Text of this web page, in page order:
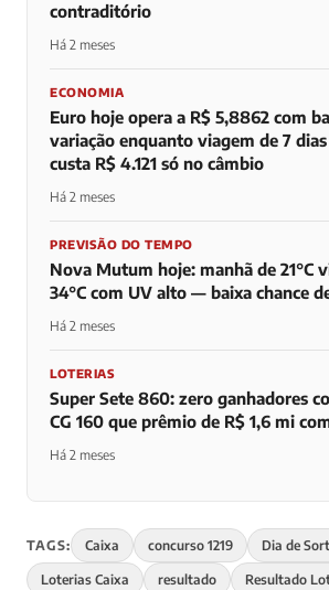
contraditório
Há 2 meses
ECONOMIA
Euro hoje opera a R$ 5,8862 com
variação enquanto viagem de 7
custa R$ 4.121 só no câmbio
Há 2 meses
PREVISÃO DO TEMPO
Nova Mutum hoje: manhã de 21°C
34°C com UV alto — baixa chance
Há 2 meses
LOTERIAS
Super Sete 860: zero ganhadores
CG 160 que prêmio de R$ 1,6 mi
Há 2 meses
TAGS: Caixa concurso 1219 Dia de
Loterias Caixa resultado Resultado